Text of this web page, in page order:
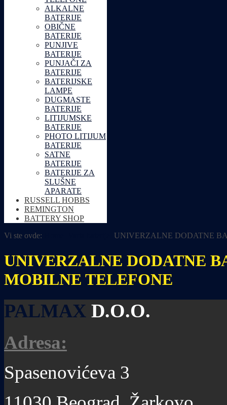
ALKALNE
BATERIJE
OBIČNE
BATERIJE
PUNJIVE
BATERIJE
PUNJAČI ZA
BATERIJE
BATERIJSKE
LAMPE
DUGMASTE
BATERIJE
LITIJUMSKE
BATERIJE
PHOTO LITIJUM
BATERIJE
SATNE
BATERIJE
BATERIJE ZA
SLUŠNE
APARATE
RUSSELL HOBBS
REMINGTON
BATTERY SHOP
Vi ste ovde:
UNIVERZALNE DODATNE
UNIVERZALNE DODATNE
MOBILNE TELEFONE
PALMAX D.O.O.
Adresa:
Spasenovićeva 3